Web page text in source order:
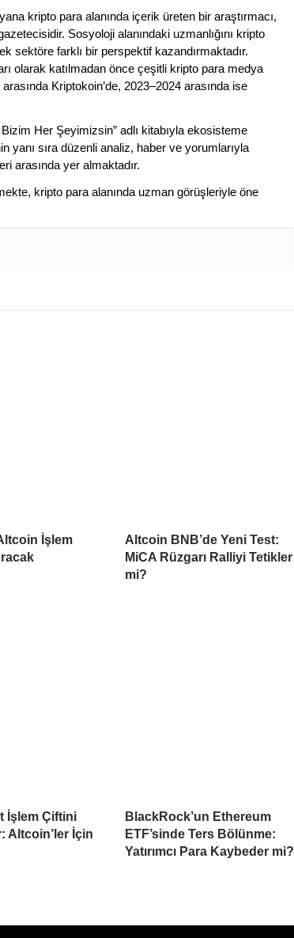
kripto para alanında içerik üreten bir araştırmacı,
Sosyoloji alanındaki uzmanlığını kripto
sektöre farklı bir perspektif kazandırmaktadır.
olarak katılmadan önce çeşitli kripto para medya
Kriptokoin’de, 2023–2024 arasında ise
Her Şeyimizsin” adlı kitabıyla ekosisteme
yanı sıra düzenli analiz, haber ve yorumlarıyla
arasında yer almaktadır.
kripto para alanında uzman görüşleriyle öne
İşlem
Altcoin BNB’de Yeni Test:
MiCA Rüzgarı Ralliyi Tetikler
mi?
İşlem Çiftini
Altcoin’ler İçin
BlackRock’un Ethereum
ETF’sinde Ters Bölünme:
Yatırımcı Para Kaybeder mi?